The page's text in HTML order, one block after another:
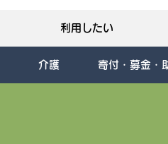
利用したい
介護 寄付・募金・